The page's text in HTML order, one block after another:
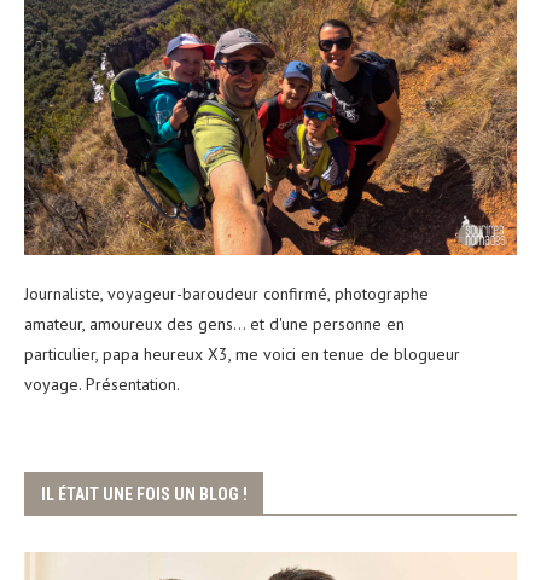
Journaliste, voyageur-baroudeur confirmé, photographe
amateur, amoureux des gens... et d'une personne en
particulier, papa heureux X3, me voici en tenue de blogueur
voyage. Présentation.
IL ÉTAIT UNE FOIS UN BLOG !